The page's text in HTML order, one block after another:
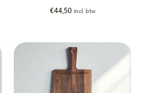
€44,50 incl. btw